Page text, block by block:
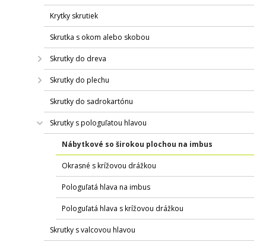
Krytky skrutiek
Skrutka s okom alebo skobou
Skrutky do dreva
Skrutky do plechu
Skrutky do sadrokartónu
Skrutky s pologuľatou hlavou
Nábytkové so širokou plochou na imbus
Okrasné s krížovou drážkou
Pologuľatá hlava na imbus
Pologuľatá hlava s krížovou drážkou
Skrutky s valcovou hlavou